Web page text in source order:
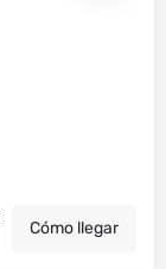
Cómo llegar